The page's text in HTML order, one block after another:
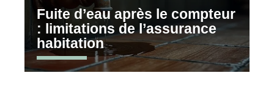
Fuite d’eau après le compteur
: limitations de l’assurance
habitation